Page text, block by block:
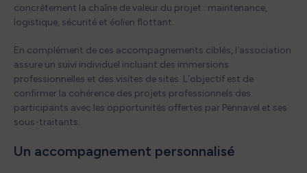
concrètement la chaîne de valeur du projet : maintenance,
logistique, sécurité et éolien flottant.
En complément de ces accompagnements ciblés, l’association
assure un suivi individuel incluant des immersions
professionnelles et des visites de sites. L’objectif est de
confirmer la cohérence des projets professionnels des
participants avec les opportunités offertes par Pennavel et ses
sous-traitants.
Un accompagnement personnalisé